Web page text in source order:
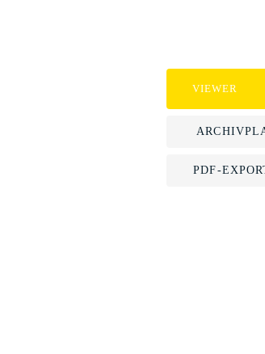
VIEWER
PDF-